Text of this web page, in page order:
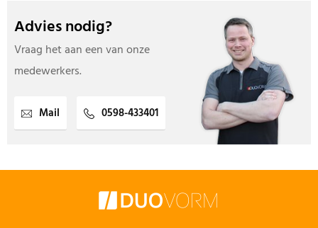
Advies nodig?
Vraag het aan een van onze
medewerkers.
Mail 0598-433401